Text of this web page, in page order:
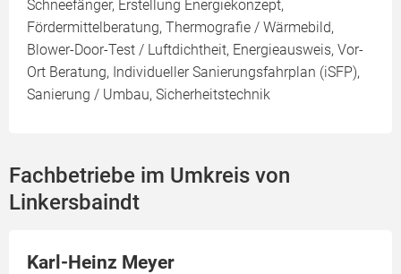
Schneefänger, Erstellung Energiekonzept,
Fördermittelberatung, Thermografie / Wärmebild,
Blower-Door-Test / Luftdichtheit, Energieausweis, Vor-
Ort Beratung, Individueller Sanierungsfahrplan (iSFP),
Sanierung / Umbau, Sicherheitstechnik
Fachbetriebe im Umkreis von
Linkersbaindt
Karl-Heinz Meyer